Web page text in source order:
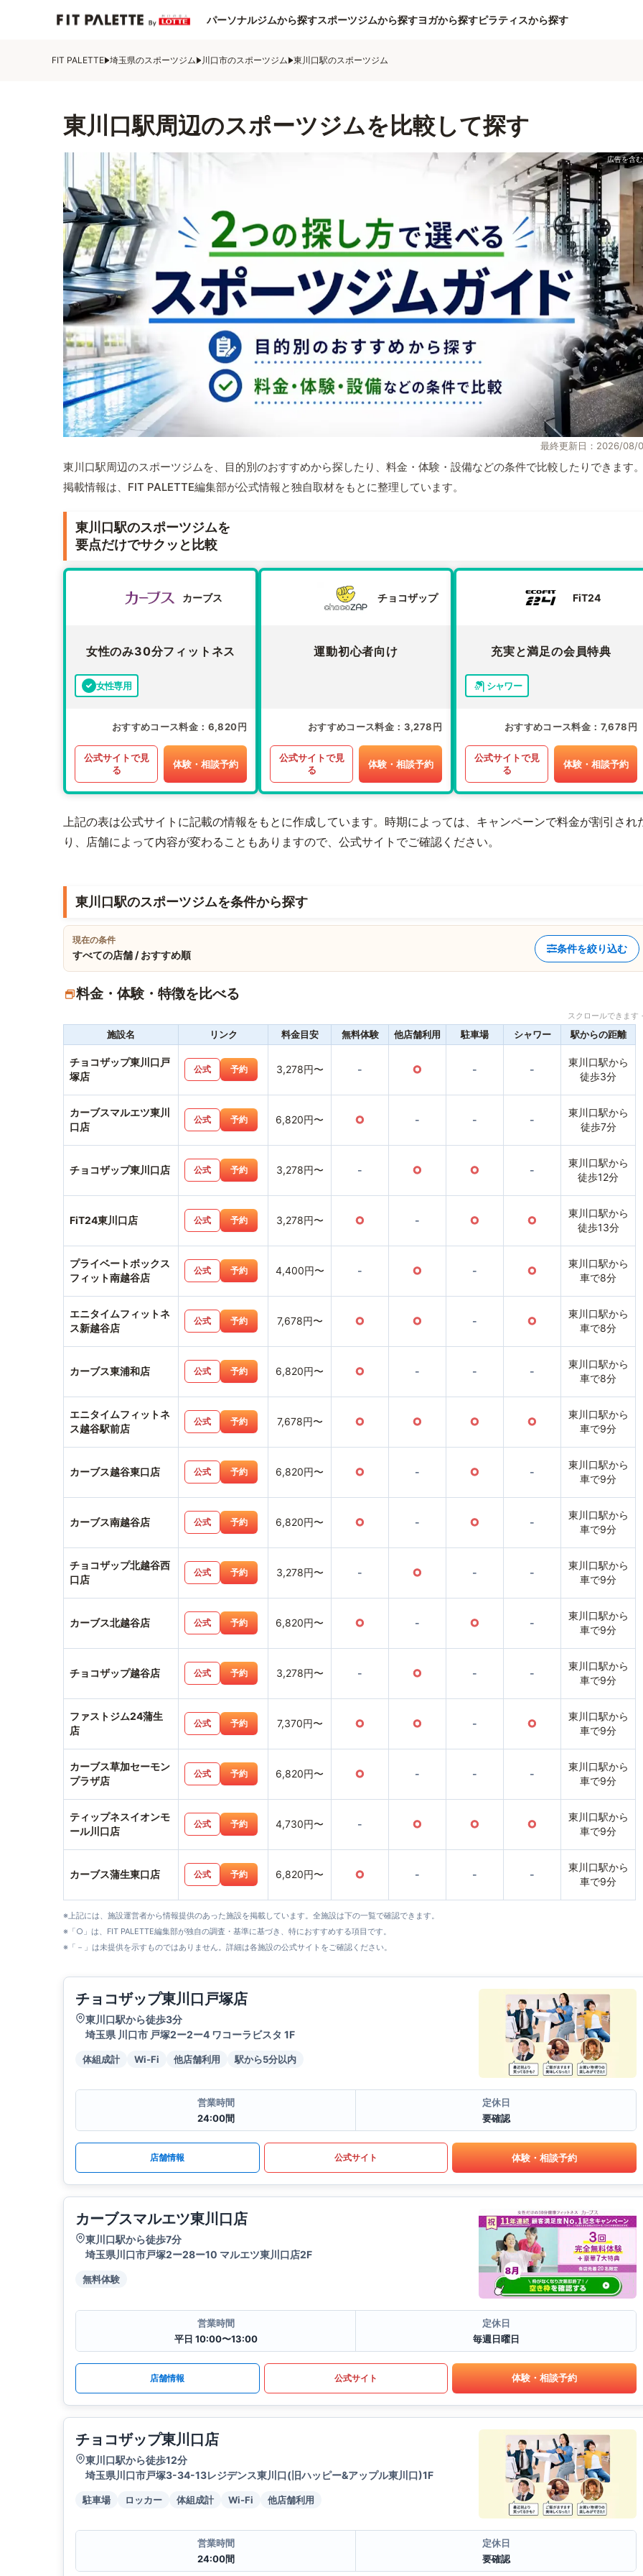
パーソナルジムから探すスポーツジムから探すヨガから探すピラティスから探す
FIT PALETTE 埼玉県のスポーツジム 川口市のスポーツジム 東川口駅のスポーツジム
東川口駅周辺のスポーツジムを比較して探す
最終更新日：2026/08/
東川口駅周辺のスポーツジムを、目的別のおすすめから探したり、料金・体験・設備などの条件で比較したりできます
掲載情報は、FIT PALETTE編集部が公式情報と独自取材をもとに整理しています。
東川口駅のスポーツジムを
要点だけでサクッと比較
カーブス
女性のみ30分フィットネス
女性専用
おすすめコース料金 6,820円
公式サイトで見
る
体験・相談予約
チョコザップ
運動初心者向け
おすすめコース料金 3,278円
公式サイトで見
る
体験・相談予約
FiT24
充実と満足の会員特典
シャワー
おすすめコース料金 7,678円
公式サイトで見
る
体験・相談予約
上記の表は公式サイトに記載の情報をもとに作成しています。時期によっては、キャンペーンで料金が割引され
り、店舗によって内容が変わることもありますので、公式サイトでご確認ください。
東川口駅のスポーツジムを条件から探す
現在の条件
すべての店舗 / おすすめ順
条件を絞り込む
料金・体験・特徴を比べる
スクロールできま
施設名 リンク 料金目安 無料体験 他店舗利用 駐車場 シャワー 駅からの距離
チョコザップ東川口戸
塚店
公式 予約 3,278円〜 - ○ - -
東川口駅から
徒歩3分
カーブスマルエツ東川
口店
公式 予約 6,820円〜 ○ - - -
東川口駅から
徒歩7分
チョコザップ東川口店 公式 予約 3,278円〜 - ○ ○ -
東川口駅から
徒歩12分
FiT24東川口店 公式 予約 3,278円〜 ○ - ○ ○
東川口駅から
徒歩13分
プライベートボックス
フィット南越谷店
公式 予約 4,400円〜 - ○ - ○
東川口駅から
車で8分
エニタイムフィットネ
ス新越谷店
公式 予約 7,678円〜 ○ ○ - ○
東川口駅から
車で8分
カーブス東浦和店 公式 予約 6,820円〜 ○ - - -
東川口駅から
車で8分
エニタイムフィットネ
ス越谷駅前店
公式 予約 7,678円〜 ○ ○ ○ ○
東川口駅から
車で9分
カーブス越谷東口店 公式 予約 6,820円〜 ○ - ○ -
東川口駅から
車で9分
カーブス南越谷店 公式 予約 6,820円〜 ○ - ○ -
東川口駅から
車で9分
チョコザップ北越谷西
口店
公式 予約 3,278円〜 - ○ - -
東川口駅から
車で9分
カーブス北越谷店 公式 予約 6,820円〜 ○ - ○ -
東川口駅から
車で9分
チョコザップ越谷店 公式 予約 3,278円〜 - ○ - -
東川口駅から
車で9分
ファストジム24蒲生
店
公式 予約 7,370円〜 ○ ○ - ○
東川口駅から
車で9分
カーブス草加セーモン
プラザ店
公式 予約 6,820円〜 ○ - - -
東川口駅から
車で9分
ティップネスイオンモ
ール川口店
公式 予約 4,730円〜 - ○ ○ ○
東川口駅から
車で9分
カーブス蒲生東口店 公式 予約 6,820円〜 ○ - - -
東川口駅から
車で9分
※上記には、施設運営者から情報提供のあった施設を掲載しています。全施設は下の一覧で確認できます。
※「○」は、FIT PALETTE編集部が独自の調査・基準に基づき、特におすすめする項目です。
※「－」は未提供を示すものではありません。詳細は各施設の公式サイトをご確認ください。
チョコザップ東川口戸塚店
東川口駅から徒歩3分
埼玉県 川口市 戸塚2ー2ー4 ワコーラビスタ 1F
体組成計 Wi-Fi 他店舗利用 駅から5分以内
営業時間
24:00間
定休日
要確認
店舗情報 公式サイト 体験・相談予約
カーブスマルエツ東川口店
東川口駅から徒歩7分
埼玉県川口市戸塚2ー28ー10 マルエツ東川口店2F
無料体験
営業時間
平日 10:00〜13:00
定休日
毎週日曜日
店舗情報 公式サイト 体験・相談予約
チョコザップ東川口店
東川口駅から徒歩12分
埼玉県川口市戸塚3-34-13レジデンス東川口(旧ハッピー&アップル東川口)1F
駐車場 ロッカー 体組成計 Wi-Fi 他店舗利用
営業時間
24:00間
定休日
要確認